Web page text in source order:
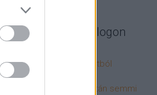
cikkek a blogon
fogorvosi rendelő a múltból
a 4-es metrón
tervezik, megígérik, aztán semmi